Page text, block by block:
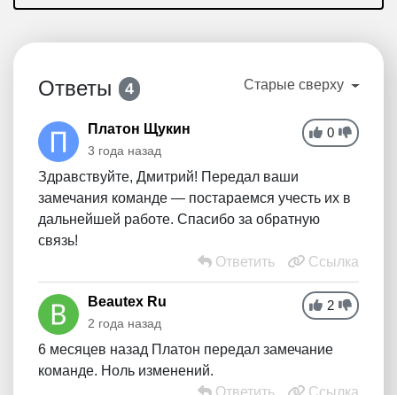
Ответы 4 Старые сверху
0
Платон Щукин
3 года назад
Здравствуйте, Дмитрий! Передал ваши
замечания команде — постараемся учесть их в
дальнейшей работе. Спасибо за обратную
связь!
Ответить
Ссылка
2
Beautex Ru
2 года назад
6 месяцев назад Платон передал замечание
команде. Ноль изменений.
Ответить
Ссылка